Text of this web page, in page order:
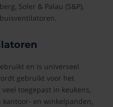
Soler & Palau (S&P),
en is universeel
gebruikt voor het
toegepast in keukens,
kantoor- en winkelpanden,